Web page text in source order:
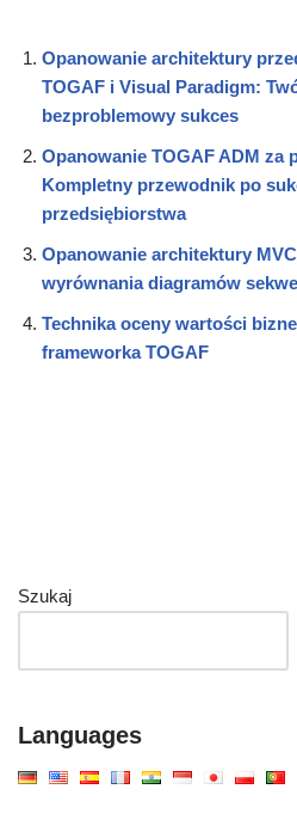
Opanowanie architektury
TOGAF i Visual Paradigm:
bezproblemowy sukces
Opanowanie TOGAF ADM za
Kompletny przewodnik po
przedsiębiorstwa
Opanowanie architektury
wyrównania diagramów
Technika oceny wartości
frameworka TOGAF
Szukaj
Languages